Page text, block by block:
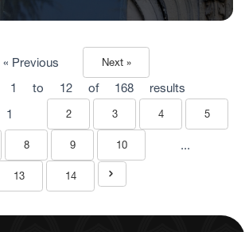
« Previous Next »
1 to 12 of 168
results
1
2 3 4 5
8 9 10 ...
13 14